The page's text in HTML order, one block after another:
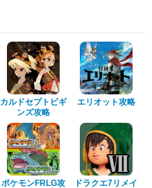
カルドセプトビギ
ンズ攻略
エリオット攻略
ポケモンFRLG攻 ドラクエ7リメイ